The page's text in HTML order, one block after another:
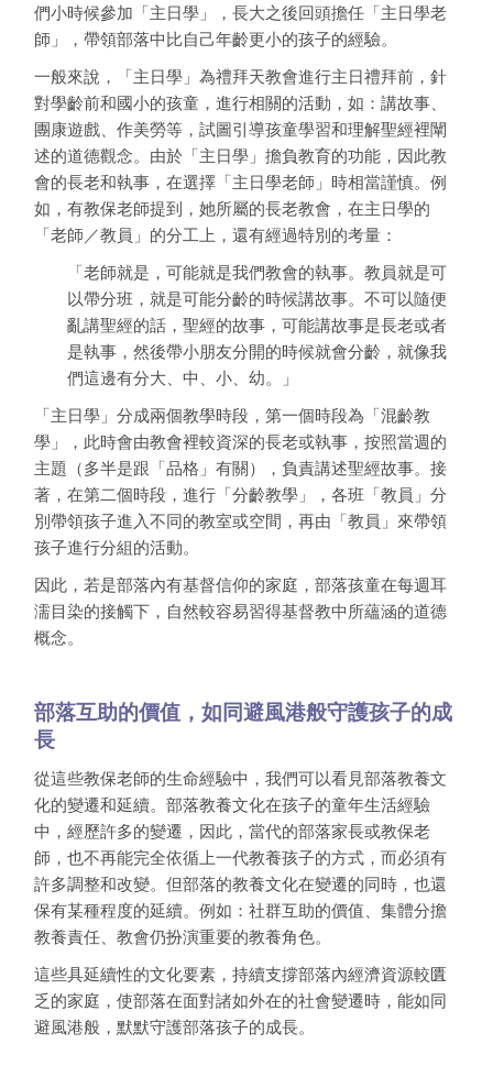
們小時候參加「主日學」，長大之後回頭擔任「主日學老
師」，帶領部落中比自己年齡更小的孩子的經驗。
一般來說，「主日學」為禮拜天教會進行主日禮拜前，針
對學齡前和國小的孩童，進行相關的活動，如：講故事、
團康遊戲、作美勞等，試圖引導孩童學習和理解聖經裡闡
述的道德觀念。由於「主日學」擔負教育的功能，因此教
會的長老和執事，在選擇「主日學老師」時相當謹慎。例
如，有教保老師提到，她所屬的長老教會，在主日學的
「老師／教員」的分工上，還有經過特別的考量：
「老師就是，可能就是我們教會的執事。教員就是可
以帶分班，就是可能分齡的時候講故事。不可以隨便
亂講聖經的話，聖經的故事，可能講故事是長老或者
是執事，然後帶小朋友分開的時候就會分齡，就像我
們這邊有分大、中、小、幼。」
「主日學」分成兩個教學時段，第一個時段為「混齡教
學」，此時會由教會裡較資深的長老或執事，按照當週的
主題（多半是跟「品格」有關），負責講述聖經故事。接
著，在第二個時段，進行「分齡教學」，各班「教員」分
別帶領孩子進入不同的教室或空間，再由「教員」來帶領
孩子進行分組的活動。
因此，若是部落內有基督信仰的家庭，部落孩童在每週耳
濡目染的接觸下，自然較容易習得基督教中所蘊涵的道德
概念。
部落互助的價值，如同避風港般守護孩子的成
長
從這些教保老師的生命經驗中，我們可以看見部落教養文
化的變遷和延續。部落教養文化在孩子的童年生活經驗
中，經歷許多的變遷，因此，當代的部落家長或教保老
師，也不再能完全依循上一代教養孩子的方式，而必須有
許多調整和改變。但部落的教養文化在變遷的同時，也還
保有某種程度的延續。例如：社群互助的價值、集體分擔
教養責任、教會仍扮演重要的教養角色。
這些具延續性的文化要素，持續支撐部落內經濟資源較匱
乏的家庭，使部落在面對諸如外在的社會變遷時，能如同
避風港般，默默守護部落孩子的成長。